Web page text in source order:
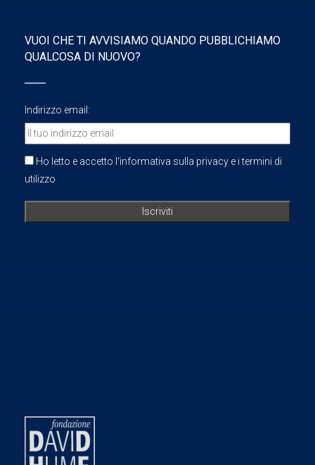
VUOI CHE TI AVVISIAMO QUANDO PUBBLICHIAMO
QUALCOSA DI NUOVO?
Indirizzo email:
Ho letto e accetto l'informativa sulla privacy e i termini di
utilizzo